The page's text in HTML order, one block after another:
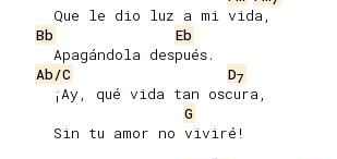
Bb
Eb
Ab/C
D7
G